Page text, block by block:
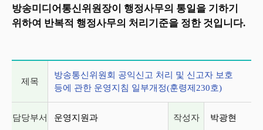
방송미디어통신위원장이 행정사무의 통일을 기하기
위하여 반복적 행정사무의 처리기준을 정한 것입니다.
제목
방송통신위원회 공익신고 처리 및 신고자 보호
등에 관한 운영지침 일부개정(훈령제230호)
담당부서 운영지원과 작성자 박광현